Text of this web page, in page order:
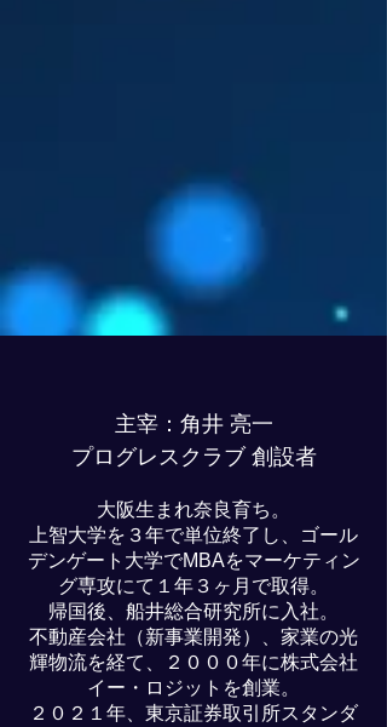
主宰：角井 亮一
プログレスクラブ 創設者
大阪生まれ奈良育ち。
上智大学を３年で単位終了し、ゴール
デンゲート大学でMBAをマーケティン
グ専攻にて１年３ヶ月で取得。
帰国後、​船井総合研究所に入社。
不動産会社（新事業開発）、家業の光
輝物流を経て、２０００年に株式会社
イー・ロジットを創業。
２０２１年、東京証券取引所スタンダ